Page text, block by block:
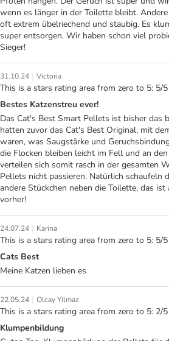
wenn es länger in der Toilette bleibt.
oft extrem übelriechend und staubig. Es
super entsorgen. Wir haben schon viel
Sieger!
31.10.24 | Victoria
This is a stars rating area from zero to 5: 5/5
Bestes Katzenstreu ever!
Das Cat's Best Smart Pellets ist bisher das
hatten zuvor das Cat's Best Original, mit
waren, was Saugstärke und
die Flocken bleiben leicht im Fell und an
verteilen sich somit rasch in der gesamten
Pellets nicht passieren. Natürlich schaufeln
andere Stückchen neben die Toilette, das ist
vorher!
24.07.24 | Karina
This is a stars rating area from zero to 5: 5/5
Cats Best
Meine Katzen lieben es
22.05.24 | Olcay Yilmaz
This is a stars rating area from zero to 5: 2/5
Klumpenbildung